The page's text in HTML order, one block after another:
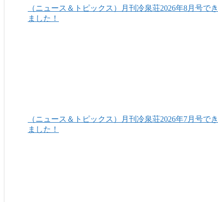
（ニュース＆トピックス）月刊冷泉荘2026年8月号でき
ました！
（ニュース＆トピックス）月刊冷泉荘2026年7月号でき
ました！